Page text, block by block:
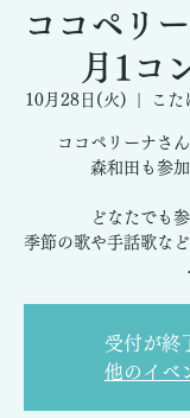
ココペリ
月1コ
10月28日(火) こた
ココペリーナさ
森和田も参
どなたでも
季節の歌や手話歌な
受付が終
他のイベ